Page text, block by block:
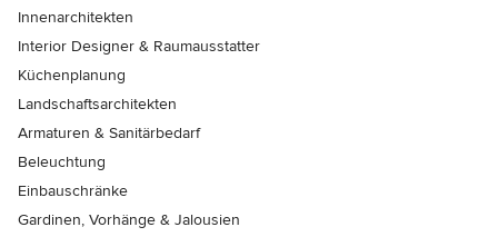
Innenarchitekten
Interior Designer & Raumausstatter
Küchenplanung
Landschaftsarchitekten
Armaturen & Sanitärbedarf
Beleuchtung
Einbauschränke
Gardinen, Vorhänge & Jalousien